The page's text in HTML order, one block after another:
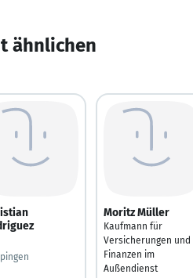
ähnlichen
Moritz Müller
Kaufmann für
Versicherungen und
Finanzen im
Außendienst